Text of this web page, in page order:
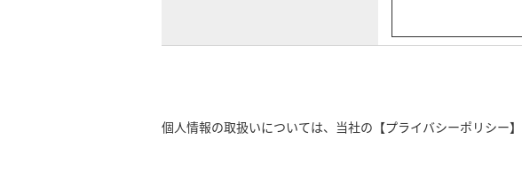
個人情報の取扱いについては、当社の 【プライバシーポリシー】